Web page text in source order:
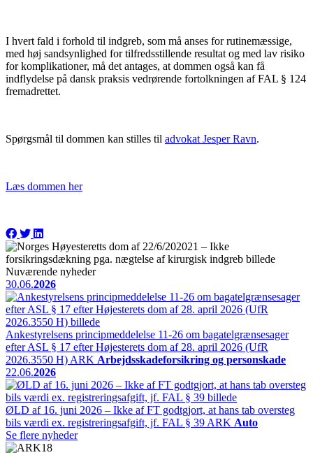
I hvert fald i forhold til indgreb, som må anses for rutinemæssige,
med høj sandsynlighed for tilfredsstillende resultat og med lav risiko
for komplikationer, må det antages, at dommen også kan få
indflydelse på dansk praksis vedrørende fortolkningen af FAL § 124
fremadrettet.
Spørgsmål til dommen kan stilles til advokat Jesper Ravn.
Læs dommen her
Nuværende nyheder
30.06.2026
Ankestyrelsens principmeddelelse 11-26 om bagatelgrænsesager
efter ASL § 17 efter Højesterets dom af 28. april 2026 (UfR
2026.3550 H) ARK Arbejdsskadeforsikring og personskade
22.06.2026
ØLD af 16. juni 2026 – Ikke af FT godtgjort, at hans tab oversteg
bils værdi ex. registreringsafgift, jf. FAL § 39 ARK Auto
Se flere nyheder